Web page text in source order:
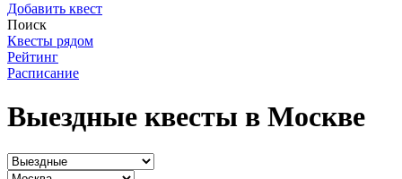
Добавить квест
Поиск
Квесты рядом
Рейтинг
Расписание
Выездные квесты в Москве